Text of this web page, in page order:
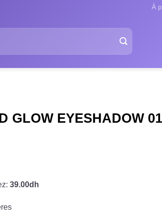
À
GLOW EYESHADOW
39.00dh